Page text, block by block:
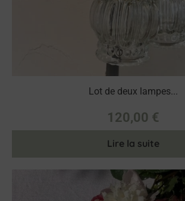
Lot de deux lampes...
120,00 €
Lire la suite